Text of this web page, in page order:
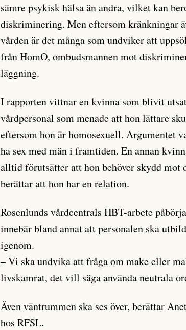
sämre psykisk hälsa än andra, vilket kan
diskriminering. Men eftersom kränkningar
vården är det många som undviker att
från HomO, ombudsmannen mot
läggning.
I rapporten vittnar en kvinna som blivit
vårdpersonal som menade att hon lättare
eftersom hon är homosexuell. Argumentet
ha sex med män i framtiden. En annan
alltid förutsätter att hon behöver skydd mot
berättar att hon har en relation.
Rosenlunds vårdcentrals HBT-arbete
innebär bland annat att personalen ska
igenom.
– Vi ska undvika att fråga om make eller
livskamrat, det vill säga använda neutrala
Även väntrummen ska ses över, berättar
hos RFSL.